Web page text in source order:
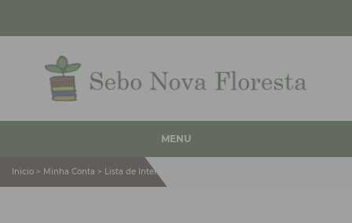
MENU
Inicio > Minha Conta > Lista de Interesse